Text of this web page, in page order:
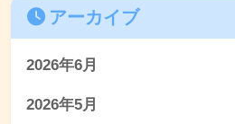
アーカイブ
2026年6月
2026年5月